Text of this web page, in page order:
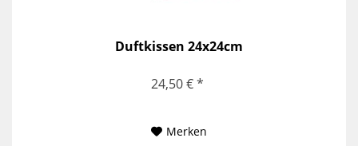
Duftkissen 24x24cm
24,50 € *
Merken